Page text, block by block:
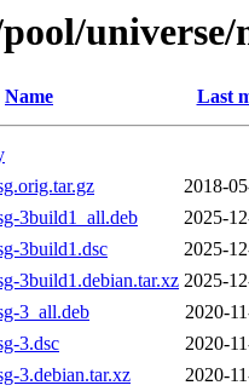
universe/
Name Last
2018-
3build1_all.deb
2025-
3build1.dsc
2025-
3build1.debian.tar.xz 2025-
3_all.deb
2020-
3.dsc
2020-
3.debian.tar.xz
2020-